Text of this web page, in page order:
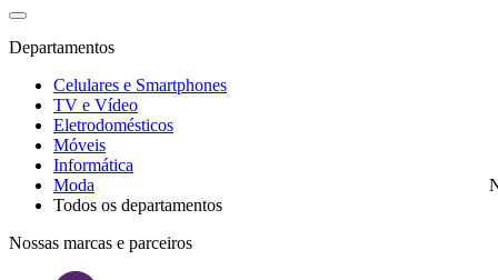
Departamentos
Celulares e Smartphones
TV e Vídeo
Eletrodomésticos
Móveis
Informática
Moda
Todos os departamentos
Nossas marcas e parceiros